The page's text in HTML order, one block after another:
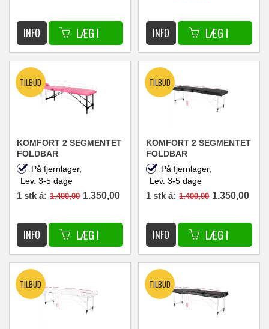
KOMFORT 2 SEGMENTET
FOLDBAR
MASSAGEBRIKS I
ALUMINIUM PINK OG
SORT 59 X 186
På fjernlager,
Lev. 3-5 dage
1 stk á: 1.400,00 1.350,00
KOMFORT 2 SEGMENTET
FOLDBAR
MASSAGEBRIKS I
ALUMINIUM SORT 59 X
186
På fjernlager,
Lev. 3-5 dage
1 stk á: 1.400,00 1.350,00